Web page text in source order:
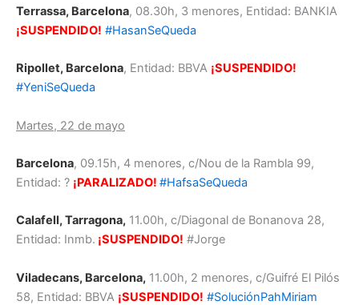
Terrassa, Barcelona, 08.30h, 3 menores, Entidad: BANKIA
¡SUSPENDIDO! #HasanSeQueda
Ripollet, Barcelona, Entidad: BBVA ¡SUSPENDIDO!
#YeniSeQueda
Martes, 22 de mayo
Barcelona, 09.15h, 4 menores, c/Nou de la Rambla 99,
Entidad: ? ¡PARALIZADO! #HafsaSeQueda
Calafell, Tarragona, 11.00h, c/Diagonal de Bonanova 28,
Entidad: Inmb. ¡SUSPENDIDO! #Jorge
Viladecans, Barcelona, 11.00h, 2 menores, c/Guifré El Pilós
58, Entidad: BBVA ¡SUSPENDIDO! #SoluciónPahMiriam